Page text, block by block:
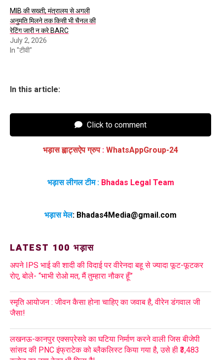
MIB की सख्ती; मंत्रालय से अगली
अनुमति मिलने तक किसी भी चैनल की
रेटिंग जारी न करे BARC
July 2, 2026
In "टीवी"
In this article:
Click to comment
भड़ास ह्वाट्सऐप ग्रुप : WhatsAppGroup-24
भड़ास लीगल टीम : Bhadas Legal Team
भड़ास मेल: Bhadas4Media@gmail.com
LATEST 100 भड़ास
अपने IPS भाई की शादी की विदाई पर वीरेनदा बहू से ज्यादा फूट-फूटकर
रोए, बोले- “भाभी रोओ मत, मैं तुम्हारा नौकर हूँ”
स्मृति आयोजन : जीवन कैसा होना चाहिए का जवाब है, वीरेन डंगवाल जी
जैसा!
लखनऊ-कानपुर एक्सप्रेसवे का घटिया निर्माण करने वाली जिस बीजेपी
सांसद की PNC इंफ्राटेक को ब्लैकलिस्ट किया गया है, उसे ही ₹3,483